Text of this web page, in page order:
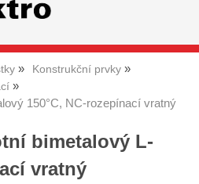
Konstrukční prvky
150°C, NC-rozepínací vratný
bimetalový L-
vratný